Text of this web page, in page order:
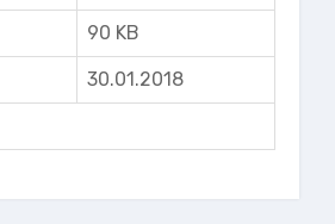
90 KB
30.01.2018